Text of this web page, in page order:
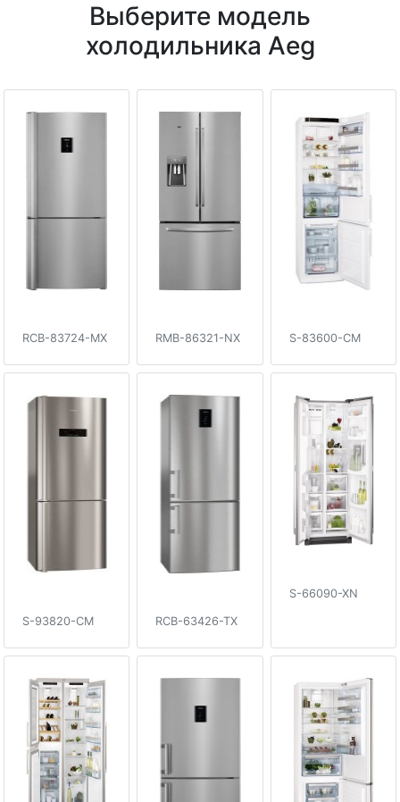
Выберите модель
холодильника Aeg
RCB-83724-MX RMB-86321-NX S-83600-CM
S-93820-CM RCB-63426-TX
S-66090-XN